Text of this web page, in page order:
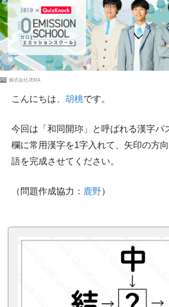
PR 株式会社JERA
こんにちは、 胡桃です。
今回は「和同開珎」と呼ばれる漢字パ
欄に常用漢字を1字入れて、矢印の方
語を完成させてください。
（問題作成協力： 鹿野）